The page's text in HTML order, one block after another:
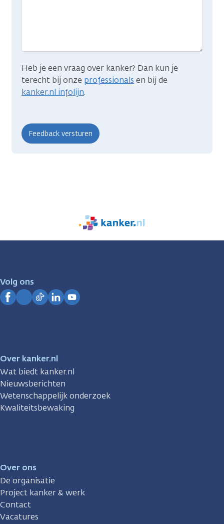
Heb je een vraag over kanker? Dan kun je
terecht bij onze professionals en bij de
kanker.nl infolijn.
We
zijn
Volg ons
Over kanker.nl
Wat biedt kanker.nl
Nieuwsberichten
Wetenschappelijk onderzoek
Kwaliteitsbewaking
Over ons
De organisatie
Project kanker & werk
Contact
Vacatures